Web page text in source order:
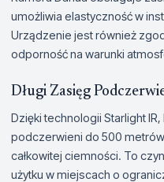
umożliwia elastyczność w
Urządzenie jest również
odporność na warunki
Długi Zasięg
Dzięki technologii Starlight
podczerwieni do 500
całkowitej ciemności. To
użytku w miejscach o